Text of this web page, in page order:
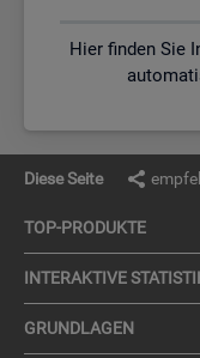
Hier finden Sie
Diese Seite
TOP-PRO­DUK­TE
IN­TER­AK­TI­VE
GRUND­LA­GEN